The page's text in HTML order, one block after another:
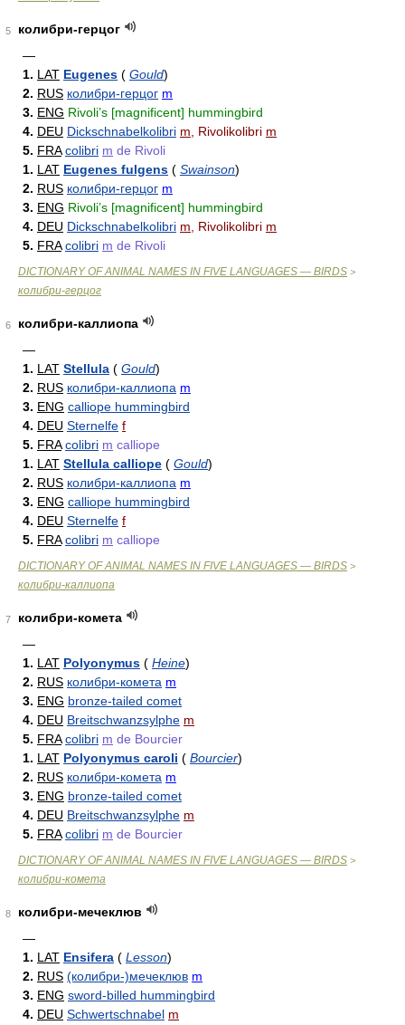
5
колибри-герцог
—
1. LAT Eugenes ( Gould)
2. RUS колибри-герцог m
3. ENG Rivoli’s [magnificent] hummingbird
4. DEU Dickschnabelkolibri m , Rivolikolibri m
5. FRA colibri m de Rivoli
1. LAT Eugenes fulgens ( Swainson)
2. RUS колибри-герцог m
3. ENG Rivoli’s [magnificent] hummingbird
4. DEU Dickschnabelkolibri m , Rivolikolibri m
5. FRA colibri m de Rivoli
DICTIONARY OF ANIMAL NAMES IN FIVE LANGUAGES — BIRDS >
колибри-герцог
6
колибри-каллиопа
—
1. LAT Stellula ( Gould)
2. RUS колибри-каллиопа m
3. ENG calliope hummingbird
4. DEU Sternelfe f
5. FRA colibri m calliope
1. LAT Stellula calliope ( Gould)
2. RUS колибри-каллиопа m
3. ENG calliope hummingbird
4. DEU Sternelfe f
5. FRA colibri m calliope
DICTIONARY OF ANIMAL NAMES IN FIVE LANGUAGES — BIRDS >
колибри-каллиопа
7
колибри-комета
—
1. LAT Polyonymus ( Heine)
2. RUS колибри-комета m
3. ENG bronze-tailed comet
4. DEU Breitschwanzsylphe m
5. FRA colibri m de Bourcier
1. LAT Polyonymus caroli ( Bourcier)
2. RUS колибри-комета m
3. ENG bronze-tailed comet
4. DEU Breitschwanzsylphe m
5. FRA colibri m de Bourcier
DICTIONARY OF ANIMAL NAMES IN FIVE LANGUAGES — BIRDS >
колибри-комета
8
колибри-мечеклюв
—
1. LAT Ensifera ( Lesson)
2. RUS (колибри-)мечеклюв m
3. ENG sword-billed hummingbird
4. DEU Schwertschnabel m